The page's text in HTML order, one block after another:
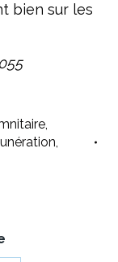
bien sur les
,
,